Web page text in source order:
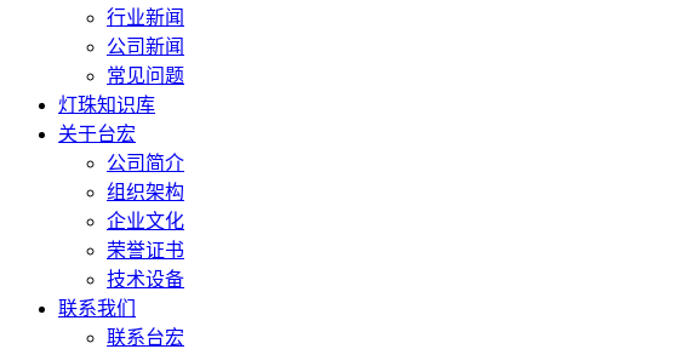
行业新闻
公司新闻
常见问题
灯珠知识库
关于台宏
公司简介
组织架构
企业文化
荣誉证书
技术设备
联系我们
联系台宏